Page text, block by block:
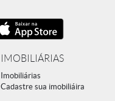
IMOBILIÁRIAS
Imobiliárias
Cadastre sua imobiliáira